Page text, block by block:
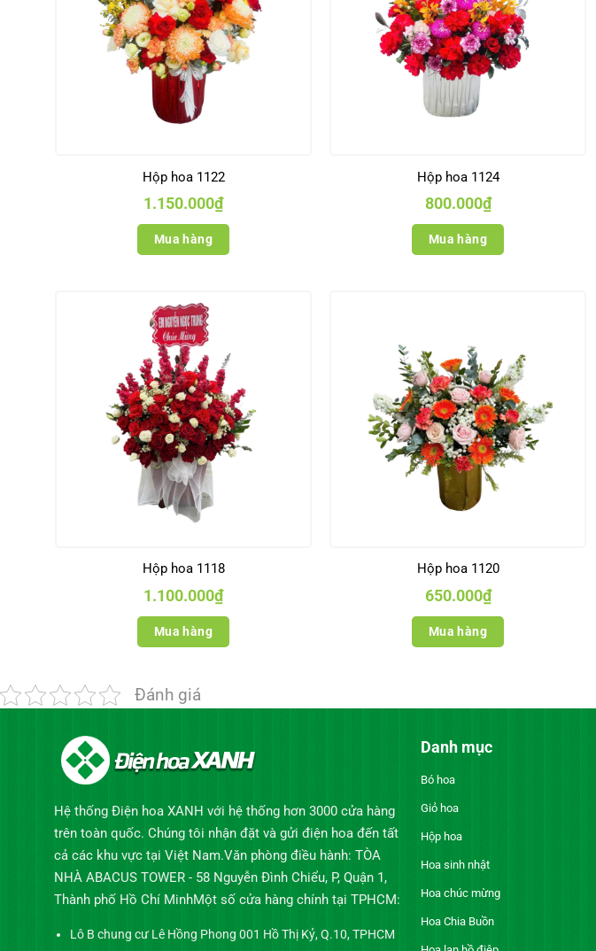
Hộp hoa 1122
1.150.000₫
Mua hàng
Hộp hoa 1124
800.000₫
Mua hàng
Hộp hoa 1118
1.100.000₫
Mua hàng
Hộp hoa 1120
650.000₫
Mua hàng
Đánh giá
Hệ thống Điện hoa XANH với hệ thống hơn 3000 cửa hàng
trên toàn quốc. Chúng tôi nhận đặt và gửi điện hoa đến tất
cả các khu vực tại Việt Nam.Văn phòng điều hành: TÒA
NHÀ ABACUS TOWER - 58 Nguyễn Đình Chiểu, P, Quận 1,
Thành phố Hồ Chí MinhMột số cửa hàng chính tại TPHCM:
Lô B chung cư Lê Hồng Phong 001 Hồ Thị Kỷ, Q.10, TPHCM
Danh mục
Bó hoa
Giỏ hoa
Hộp hoa
Hoa sinh nhật
Hoa chúc mừng
Hoa Chia Buồn